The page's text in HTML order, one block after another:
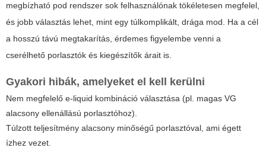
megbízható pod rendszer sok felhasználónak tökéletesen megfelel,
és jobb választás lehet, mint egy túlkomplikált, drága mod. Ha a cél
a hosszú távú megtakarítás, érdemes figyelembe venni a
cserélhető porlasztók és kiegészítők árait is.
Gyakori hibák, amelyeket el kell kerülni
Nem megfelelő e-liquid kombináció választása (pl. magas VG
alacsony ellenállású porlasztóhoz).
Túlzott teljesítmény alacsony minőségű porlasztóval, ami égett
ízhez vezet.